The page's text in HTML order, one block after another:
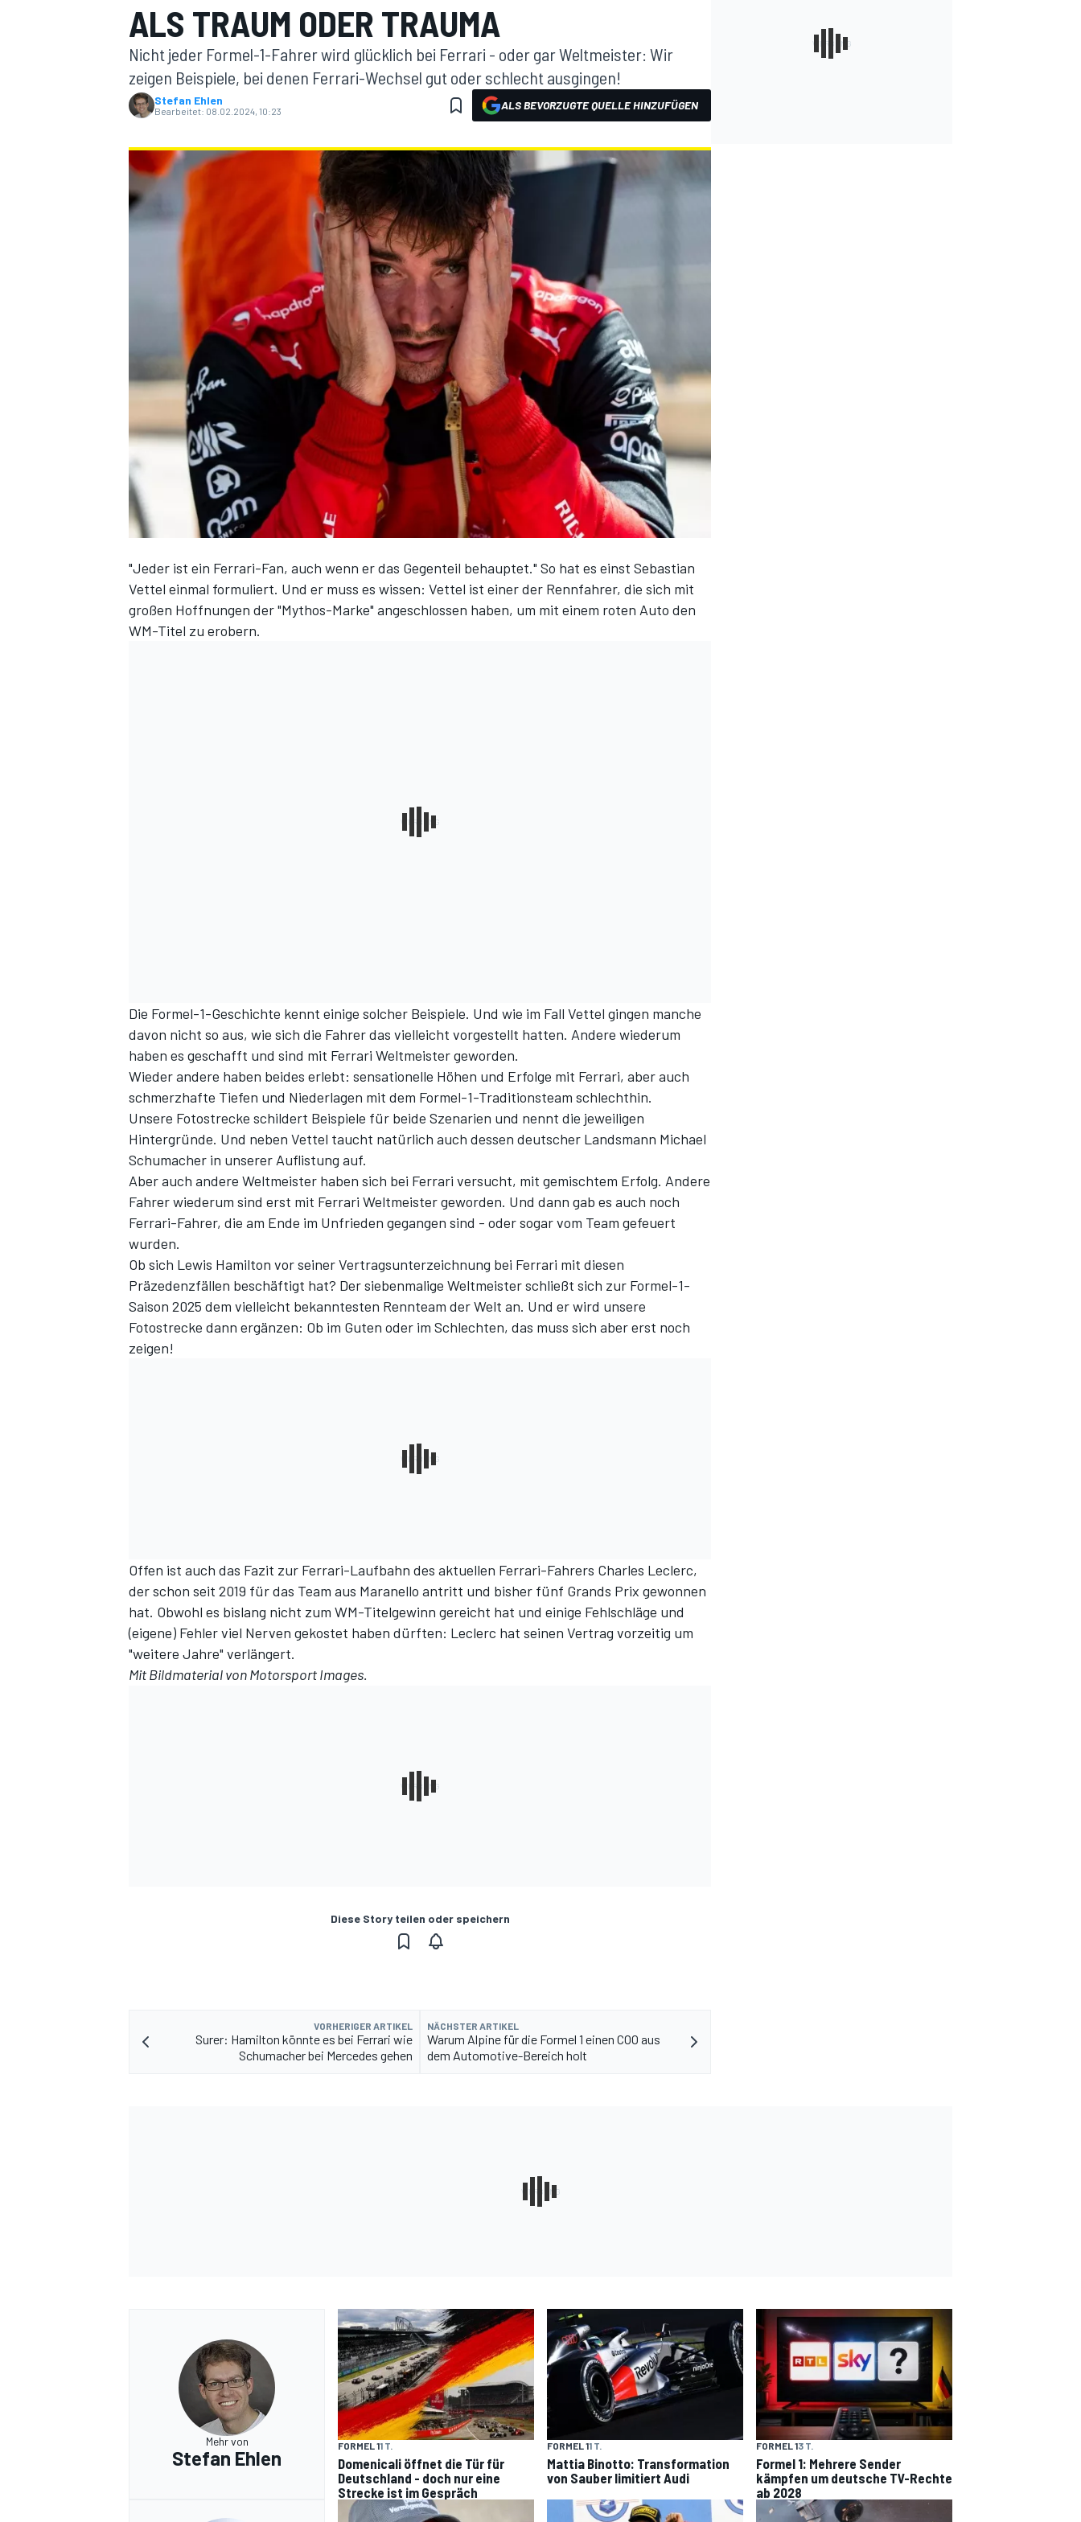
MOTOGP
DTM
SPORTWAGEN
ALS TRAUM ODER TRAUMA
Nicht jeder Formel-1-Fahrer wird glücklich bei Ferrari - oder gar Weltmeister: Wir
zeigen Beispiele, bei denen Ferrari-Wechsel gut oder schlecht ausgingen!
Stefan Ehlen
Bearbeitet: 08.02.2024, 10:23 ALS BEVORZUGTE QUELLE HINZUFÜGEN
"Jeder ist ein Ferrari-Fan, auch wenn er das Gegenteil behauptet." So hat es einst Sebastian
Vettel einmal formuliert. Und er muss es wissen: Vettel ist einer der Rennfahrer, die sich mit
großen Hoffnungen der "Mythos-Marke" angeschlossen haben, um mit einem roten Auto den
WM-Titel zu erobern.
Die Formel-1-Geschichte kennt einige solcher Beispiele. Und wie im Fall Vettel gingen manche
davon nicht so aus, wie sich die Fahrer das vielleicht vorgestellt hatten. Andere wiederum
haben es geschafft und sind mit Ferrari Weltmeister geworden.
Wieder andere haben beides erlebt: sensationelle Höhen und Erfolge mit Ferrari, aber auch
schmerzhafte Tiefen und Niederlagen mit dem Formel-1-Traditionsteam schlechthin.
Unsere Fotostrecke schildert Beispiele für beide Szenarien und nennt die jeweiligen
Hintergründe. Und neben Vettel taucht natürlich auch dessen deutscher Landsmann Michael
Schumacher in unserer Auflistung auf.
Aber auch andere Weltmeister haben sich bei Ferrari versucht, mit gemischtem Erfolg. Andere
Fahrer wiederum sind erst mit Ferrari Weltmeister geworden. Und dann gab es auch noch
Ferrari-Fahrer, die am Ende im Unfrieden gegangen sind - oder sogar vom Team gefeuert
wurden.
Ob sich Lewis Hamilton vor seinerVertragsunterzeichnung bei Ferrari mit diesen
Präzedenzfällen beschäftigt hat? Der siebenmalige Weltmeister schließt sich zur Formel-1-
Saison 2025 dem vielleicht bekanntesten Rennteam der Welt an. Und er wird unsere
Fotostrecke dann ergänzen: Ob im Guten oder im Schlechten, das muss sich aber erst noch
zeigen!
Offen ist auch das Fazit zur Ferrari-Laufbahn des aktuellen Ferrari-Fahrers Charles Leclerc,
der schon seit 2019 für das Team aus Maranello antritt und bisher fünf Grands Prix gewonnen
hat. Obwohl es bislang nicht zum WM-Titelgewinn gereicht hat und einige Fehlschläge und
(eigene) Fehler viel Nerven gekostet haben dürften: Leclerc hat seinen Vertrag vorzeitig um
"weitere Jahre" verlängert.
Mit Bildmaterial vonMotorsport Images.
Diese Story teilen oder speichern
VORHERIGER ARTIKEL
Surer: Hamilton könnte es bei Ferrari wie
Schumacher bei Mercedes gehen
NÄCHSTER ARTIKEL
Warum Alpine für die Formel 1 einen COO aus
dem Automotive-Bereich holt
Mehr von
Stefan Ehlen
FORMEL 11 T.
Domenicali öffnet die Tür für
Deutschland - doch nur eine
Strecke ist im Gespräch
FORMEL 11 T.
Mattia Binotto: Transformation
von Sauber limitiert Audi
FORMEL 13 T.
Formel 1: Mehrere Sender
kämpfen um deutsche TV-Rechte
ab 2028